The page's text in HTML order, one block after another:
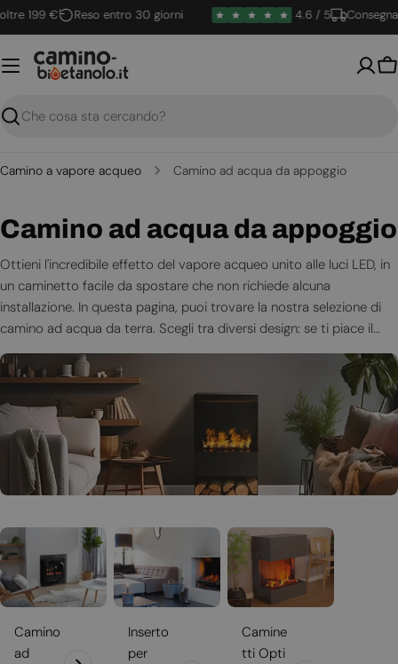
Vai
al
contenuto
199 € Reso entro 30 giorni 4.6 / 5 Consegna
Ricerca
Camino a vapore acqueo Camino ad acqua da appoggio
C
o
l
l
e
z
i
n
:
Camino ad acqua da appoggio
Ottieni l'incredibile effetto del vapore acqueo unito alle luci LED, in
un caminetto facile da spostare che non richiede alcuna
installazione. In questa pagina, puoi trovare la nostra selezione di
camino ad acqua da terra. Scegli tra diversi design: se ti piace il
design tradizionale del caminetto con focolare oppure un design
più moderno.
Camino
ad
Inserto
per
Camine
tti Opti